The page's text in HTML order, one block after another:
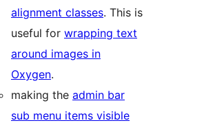
alignment classes. This is
useful for wrapping text
around images in
Oxygen.
making the admin bar
sub menu items visible